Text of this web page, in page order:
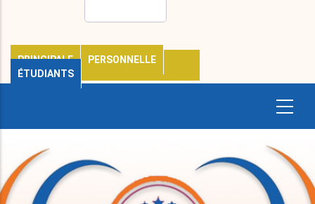
PRINCIPALE
PERSONNELLE
ÉTUDIANTS